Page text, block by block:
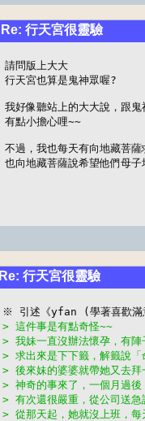
Re: 行天宮很靈驗
請問版上大大
行天宮也算是鬼神眾喔?
我好像聽站上的大大說，跟
有點小擔心哩~~
不過，我也每天有向地藏菩
也向地藏菩薩說希望他們母
Re: 行天宮很靈驗
> 這件事是有點奇怪~~
> 我妹一直沒辦法懷孕，有陣
> 求出來是下下籤，解籤說「
> 後來妹的婆婆就帶她又去拜
> 神奇的事來了，一個月過後
> 有次還很嚴重，從公司送急
> 從那天起，她就沒上班，每